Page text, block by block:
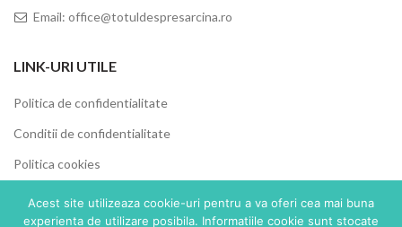
Email: office@totuldespresarcina.ro
LINK-URI UTILE
Politica de confidentialitate
Conditii de confidentialitate
Politica cookies
Acest site utilizeaza cookie-uri pentru a va oferi cea mai buna
experienta de utilizare posibila. Informatiile cookie sunt stocate